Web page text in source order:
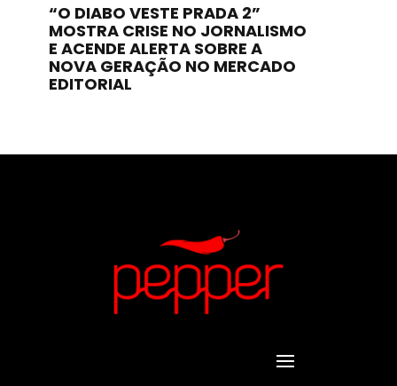
“O DIABO VESTE PRADA 2”
MOSTRA CRISE NO JORNALISMO
E ACENDE ALERTA SOBRE A
NOVA GERAÇÃO NO MERCADO
EDITORIAL